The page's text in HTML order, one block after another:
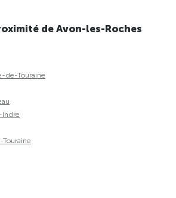
de Avon-les-Roches
de-Touraine
Indre
Touraine